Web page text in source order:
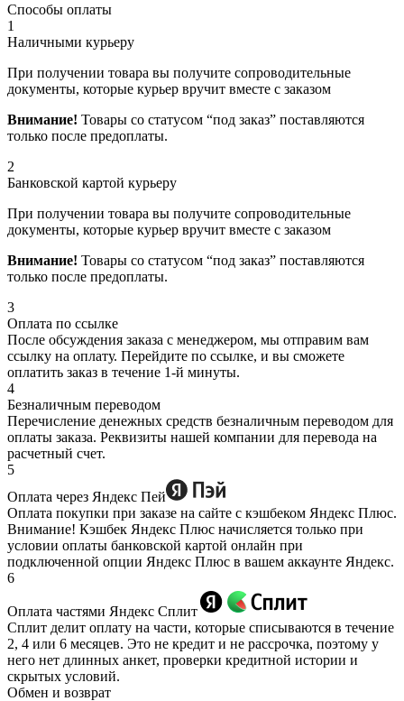
Способы оплаты
1
Наличными курьеру
При получении товара вы получите сопроводительные
документы, которые курьер вручит вместе с заказом
Внимание! Товары со статусом “под заказ” поставляются
только после предоплаты.
2
Банковской картой курьеру
При получении товара вы получите сопроводительные
документы, которые курьер вручит вместе с заказом
Внимание! Товары со статусом “под заказ” поставляются
только после предоплаты.
3
Оплата по ссылке
После обсуждения заказа с менеджером, мы отправим вам
ссылку на оплату. Перейдите по ссылке, и вы сможете
оплатить заказ в течение 1-й минуты.
4
Безналичным переводом
Перечисление денежных средств безналичным переводом для
оплаты заказа. Реквизиты нашей компании для перевода на
расчетный счет.
5
Оплата через Яндекс Пей
Оплата покупки при заказе на сайте с кэшбеком Яндекс Плюс.
Внимание! Кэшбек Яндекс Плюс начисляется только при
условии оплаты банковской картой онлайн при
подключенной опции Яндекс Плюс в вашем аккаунте Яндекс.
6
Оплата частями Яндекс Сплит
Сплит делит оплату на части, которые списываются в течение
2, 4 или 6 месяцев. Это не кредит и не рассрочка, поэтому у
него нет длинных анкет, проверки кредитной истории и
скрытых условий.
Обмен и возврат